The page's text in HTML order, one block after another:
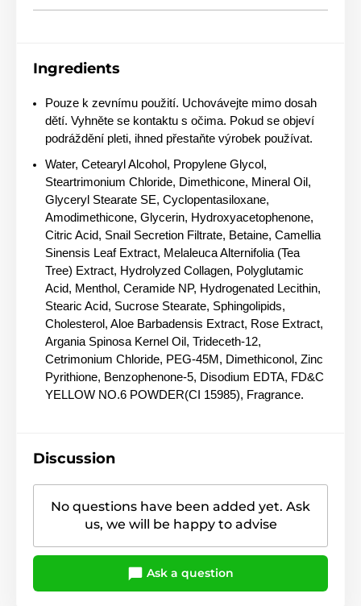
Ingredients
Pouze k zevnímu použití. Uchovávejte mimo dosah
dětí. Vyhněte se kontaktu s očima. Pokud se objeví
podráždění pleti, ihned přestaňte výrobek používat.
Water, Cetearyl Alcohol, Propylene Glycol,
Steartrimonium Chloride, Dimethicone, Mineral Oil,
Glyceryl Stearate SE, Cyclopentasiloxane,
Amodimethicone, Glycerin, Hydroxyacetophenone,
Citric Acid, Snail Secretion Filtrate, Betaine, Camellia
Sinensis Leaf Extract, Melaleuca Alternifolia (Tea
Tree) Extract, Hydrolyzed Collagen, Polyglutamic
Acid, Menthol, Ceramide NP, Hydrogenated Lecithin,
Stearic Acid, Sucrose Stearate, Sphingolipids,
Cholesterol, Aloe Barbadensis Extract, Rose Extract,
Argania Spinosa Kernel Oil, Trideceth-12,
Cetrimonium Chloride, PEG-45M, Dimethiconol, Zinc
Pyrithione, Benzophenone-5, Disodium EDTA, FD&C
YELLOW NO.6 POWDER(CI 15985), Fragrance.
Discussion
No questions have been added yet. Ask
us, we will be happy to advise
Ask a question